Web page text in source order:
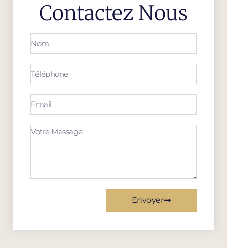
Contactez Nous
Envoyer